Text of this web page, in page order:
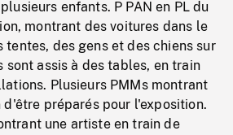
enfants. P PAN en PL du
montrant des voitures dans le
tentes, des gens et des chiens sur
sont assis à des tables, en train
Plusieurs PMMs montrant
d'être préparés pour l'exposition.
une artiste en train de